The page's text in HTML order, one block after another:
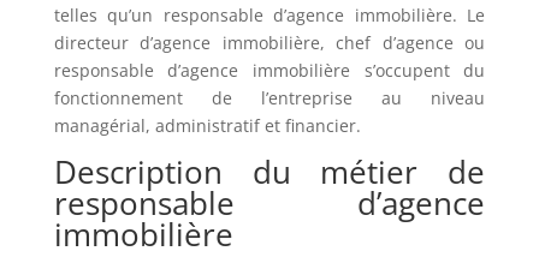
telles qu’un responsable d’agence immobilière. Le
directeur d’agence immobilière, chef d’agence ou
responsable d’agence immobilière s’occupent du
fonctionnement de l’entreprise au niveau
managérial, administratif et financier.
Description du métier de
responsable d’agence
immobilière